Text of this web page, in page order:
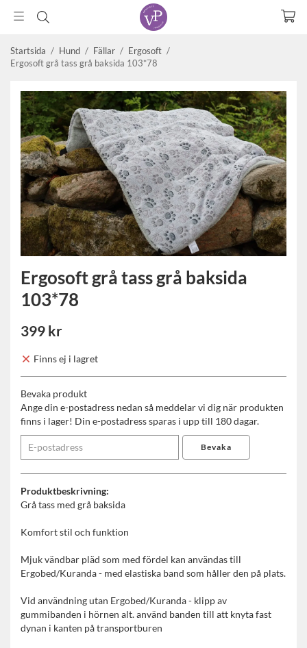
Startsida / Hund / Fällar / Ergosoft /
Ergosoft grå tass grå baksida 103*78
Ergosoft grå tass grå baksida
103*78
399 kr
Finns ej i lagret
Bevaka produkt
Ange din e-postadress nedan så meddelar vi dig när produkten
finns i lager! Din e-postadress sparas i upp till 180 dagar.
Bevaka
Produktbeskrivning:
Grå tass med grå baksida
Komfort stil och funktion
Mjuk vändbar pläd som med fördel kan användas till
Ergobed/Kuranda - med elastiska band som håller den på plats.
Vid användning utan Ergobed/Kuranda - klipp av
gummibanden i hörnen alt. använd banden till att knyta fast
dynan i kanten på transportburen